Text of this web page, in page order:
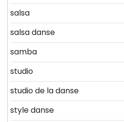
salsa
salsa danse
samba
studio
studio de la danse
style danse